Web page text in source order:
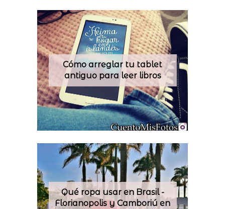
Cómo arreglar tu tablet
antiguo para leer libros
Qué ropa usar en Brasil -
Florianopolis y Camboriú en